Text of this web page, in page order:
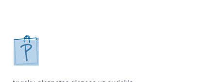
pirkpaveiksla.lt